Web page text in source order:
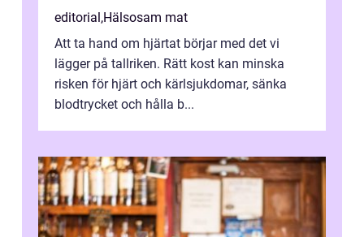
editorial,Hälsosam mat
Att ta hand om hjärtat börjar med det vi
lägger på tallriken. Rätt kost kan minska
risken för hjärt och kärlsjukdomar, sänka
blodtrycket och hålla b...